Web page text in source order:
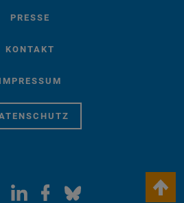
keyboard_arrow_up
PRESSE
KONTAKT
IMPRESSUM